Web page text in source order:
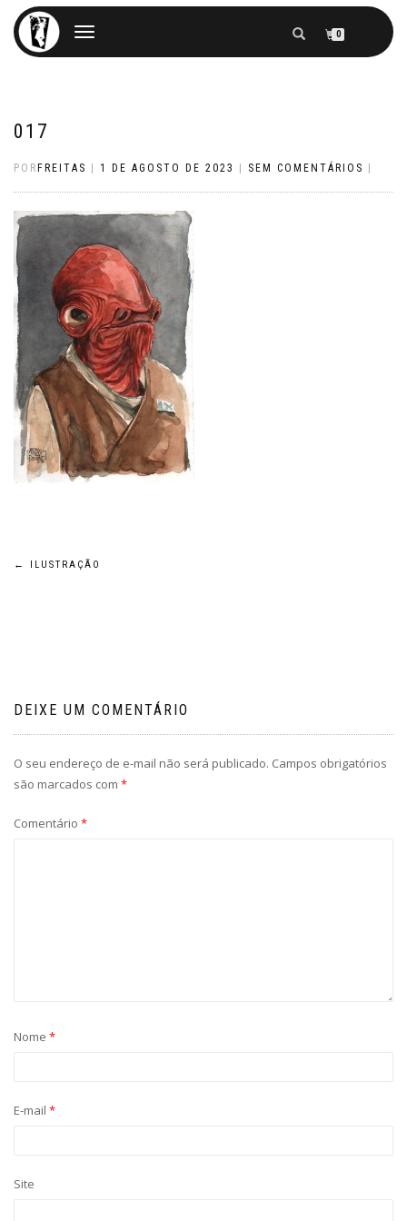
ALTERNAR
0
017
POR FREITAS 1 DE AGOSTO DE 2023 SEM COMENTÁRIOS
Navegação
← ILUSTRAÇÃO
DEIXE UM COMENTÁRIO
O seu endereço de e-mail não será publicado. Campos obrigatórios
são marcados com *
Comentário *
Nome *
E-mail *
Site